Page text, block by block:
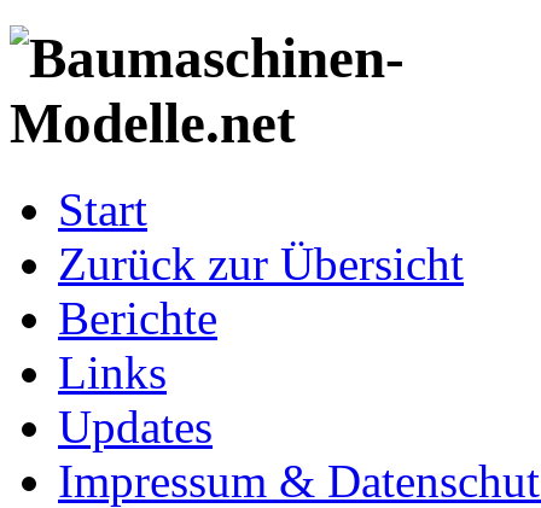
Start
Zurück zur Übersicht
Berichte
Links
Updates
Impressum &